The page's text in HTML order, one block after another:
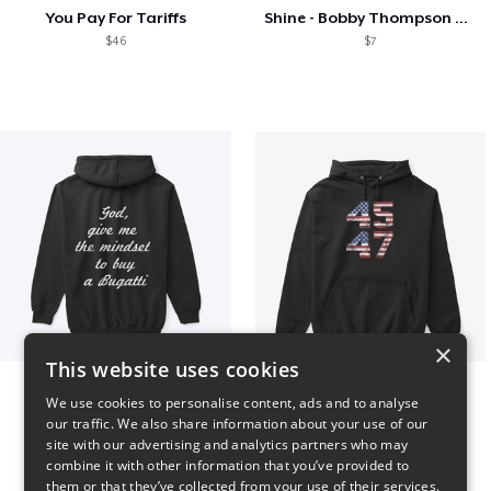
You Pay For Tariffs
$46
Shine - Bobby Thompson Band Merch
$7
×
This website uses cookies
We use cookies to personalise content, ads and to analyse
our traffic. We also share information about your use of our
site with our advertising and analytics partners who may
combine it with other information that you’ve provided to
them or that they’ve collected from your use of their services.